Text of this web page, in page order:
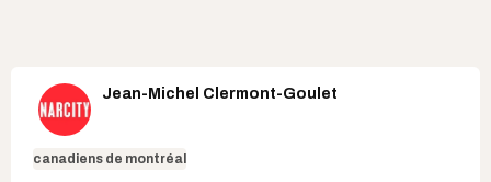
Jean-Michel Clermont-Goulet
canadiens de montréal